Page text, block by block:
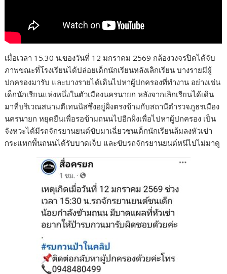
เมื่อเวลา 15.30 น.ของวันที่ 12 มกราคม 2569 กล้องวงจรปิดได้จับ
ภาพขณะที่โรงเรียนได้ปล่อยเด็กนักเรียนหลังเลิกเรียน บางรายมีผู้
ปกครองมารับ และบางรายได้เดินไปหาผู้ปกครองที่ทำงาน อย่างเช่น
เด็กนักเรียนแห่งหนึ่งในตัวเมืองนครนายก หลังจากเลิกเรียนได้เดิน
มาที่บริเวณสนามตีเทนนิสซึ่งอยู่ฝั่งตรงข้ามกับสถานีตำรวจภูธรเมือง
นครนายก หยุดยืนเพื่อรอข้ามถนนไปอีกฝั่งเพื่อไปหาผู้ปกครอง เป็น
จังหวะได้มีรถจักรยานยนต์ขับมาเฉี่ยวชนเด็กนักเรียนล้มลงหัวเข่า
กระแทกพื้นถนนได้รับบาดเจ็บ และขับรถจักรยานยนต์หนีไปไม่มาดู